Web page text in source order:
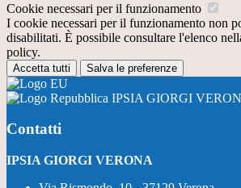
Cookie necessari per il funzionamento
I cookie necessari per il funzionamento non
disabilitati. È possibile consultare l'elenco
policy.
Accetta tutti Salva le preferenze
IPSIA GIORGI
Contatti
IPSIA GIORGI VERONA